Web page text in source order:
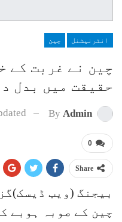
انٹرنیشنل چین
چین نے غربت کے
حقیقت میں بدل
By Admin
0
Share
چین کے صوبہ ہوبے